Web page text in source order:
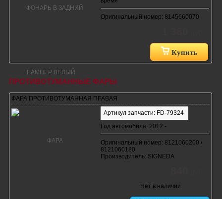
Оригинальный номер: 8145660070
Купить
ПРОТИВОТУМАННЫЕ ФАРЫ
ФАРА ПРОТИВОТУМАННАЯ ПРАВАЯ
Артикул запчасти: FD-79324
Год автомобиля: 2012 -
Оригинальный номер: 8121060200 /
8121060180
Производитель: SIGNEDA
Нет в наличии